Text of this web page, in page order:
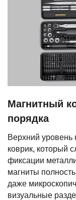
Магнитный
порядка
Верхний уровень
коврик, который
фиксации
магниты
даже
визуальные